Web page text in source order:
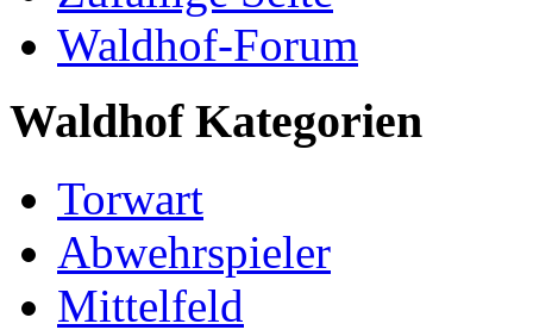
Waldhof-Forum
Waldhof Kategorien
Torwart
Abwehrspieler
Mittelfeld